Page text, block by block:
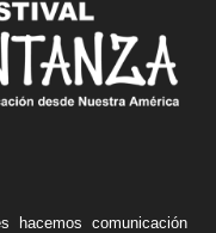
hacemos comunicación